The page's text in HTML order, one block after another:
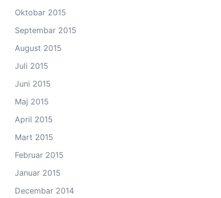
Oktobar 2015
Septembar 2015
August 2015
Juli 2015
Juni 2015
Maj 2015
April 2015
Mart 2015
Februar 2015
Januar 2015
Decembar 2014